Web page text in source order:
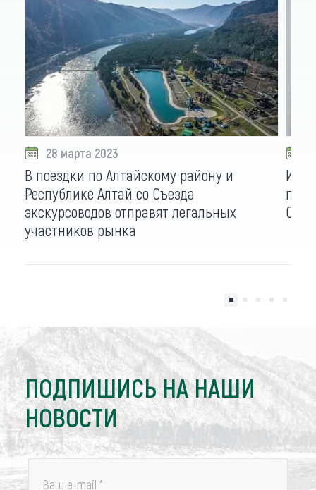
28 марта 2023
В поездки по Алтайскому району и
Республике Алтай со Съезда
экскурсоводов отправят легальных
участников рынка
ПОДПИШИСЬ НА НАШИ
НОВОСТИ
Ваш e-mail *